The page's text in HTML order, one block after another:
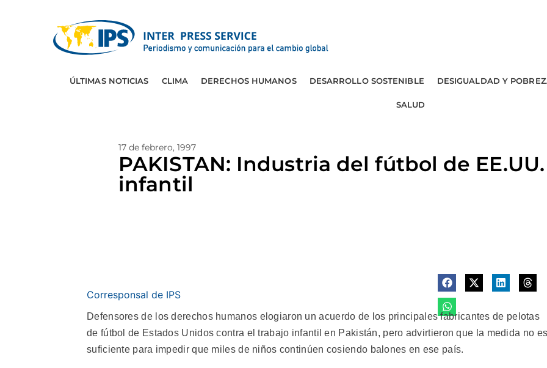
ÚLTIMAS NOTICIAS CLIMA DERECHOS HUMANOS DESARROLLO SOSTENIBLE DESIGUALDAD Y
SALUD
17 de febrero, 1997
PAKISTAN: Industria del fútbol de
infantil
Corresponsal de IPS
Defensores de los derechos humanos elogiaron un acuerdo de los principales fabricantes de pelotas
de fútbol de Estados Unidos contra el trabajo infantil en Pakistán, pero advirtieron que la medida no
suficiente para impedir que miles de niños continúen cosiendo balones en ese país.